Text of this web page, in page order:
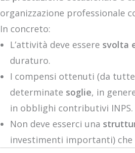
organizzazione professionale
In concreto:
L’attività deve essere svolta
duraturo.
I compensi ottenuti (da
determinate soglie, in
in obblighi contributivi INPS.
Non deve esserci una
investimenti importanti)